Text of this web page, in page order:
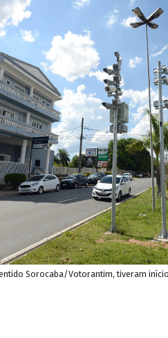
Sorocaba/Votorantim, tiveram início